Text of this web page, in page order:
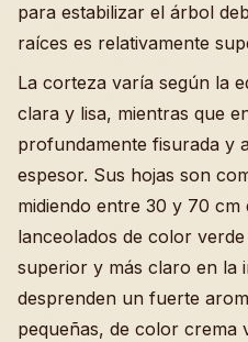
para estabilizar el árbol
raíces es relativamente
La corteza varía según la
clara y lisa, mientras que
profundamente fisurada y
espesor. Sus hojas son
midiendo entre 30 y 70
lanceolados de color
superior y más claro en la
desprenden un fuerte
pequeñas, de color crema